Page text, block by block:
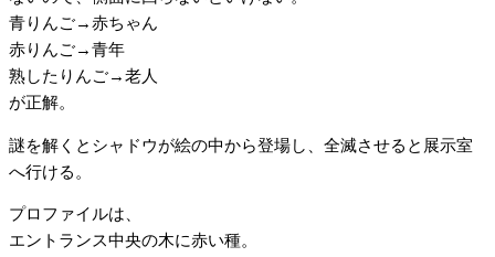
青りんご→赤ちゃん
赤りんご→青年
熟したりんご→老人
が正解。
謎を解くとシャドウが絵の中から登場し、全滅させると展示室
へ行ける。
プロファイルは、
エントランス中央の木に赤い種。